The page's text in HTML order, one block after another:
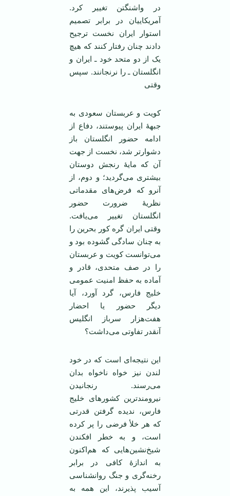
در واشنگتن تغییر کرد.
آمریکاییان در برابر تصمیم
استوار ایران نخست ترجیح
دادند چنان رفتار کنند که هیچ
یک از دو متحد خود ـ ایران و
انگلستان ـ را نرنجانند. سپس
وقتی
کویت و عربستان سعودی به
جبهۀ ایران پیوستند، دفاع از
ادامه حضور انگلستان باز
دشوارتر شد، نخست از جهت
آن که مایۀ رنجش دوستان
بیشتری می‌گردید؛ و دوم، از
آنرو که فرض‌های مقدماتی
نظریۀ ضرورت حضور
انگلستان تغییر می‌یافت.
وقتی ایران گره کور بحرین را
به چنان سادگی گشوده بود و
می‌توانست کویت و عربستان
را در صف متحدی، قادر و
آماده به حفظ امنیت عمومی
خلیج فارس، گرد آورد، آیا
دیگر حضور یا احضار
هفت‌هزار سرباز انگلیس
آنقدر تفاوتی می‌داشت؟
این نتیجه‌ای است که در خود
لندن نیز خواه ناخواه بدان
می‌رسند. رنجانیدن
نیرومندترین کشورهای خلیج
فارس، ندیده گرفتن قدرتی
که هر خلأ فرضی را پر کرده
است، و به خطر افکندن
شیخ‌نشین‌هایی که هم‌اکنون
به اندازۀ کافی در برابر
رخنه‌گری و جنگ روانشناسی
آسیب پذیرند، این همه به